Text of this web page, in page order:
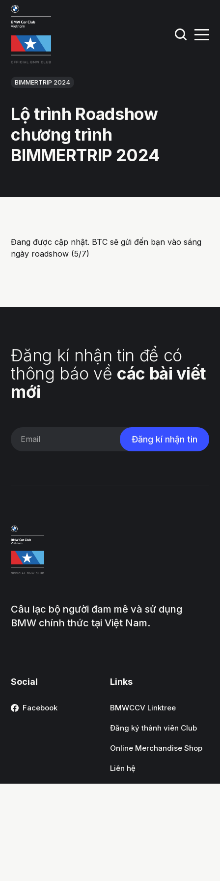
BIMMERTRIP 2024
Lộ trình Roadshow
chương trình
BIMMERTRIP 2024
Đang được cập nhật. BTC sẽ gửi đến bạn vào sáng
ngày roadshow (5/7)
Đăng kí nhận tin để có
thông báo về các bài viết
mới
Đăng kí nhận tin
Câu lạc bộ người đam mê và sử dụng
BMW chính thức tại Việt Nam.
Social
Facebook
Links
BMWCCV Linktree
Đăng ký thành viên Club
Online Merchandise Shop
Liên hệ